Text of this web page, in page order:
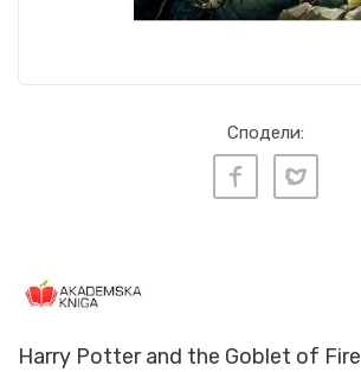
Сподели:
Harry Potter and the Goblet of Fire